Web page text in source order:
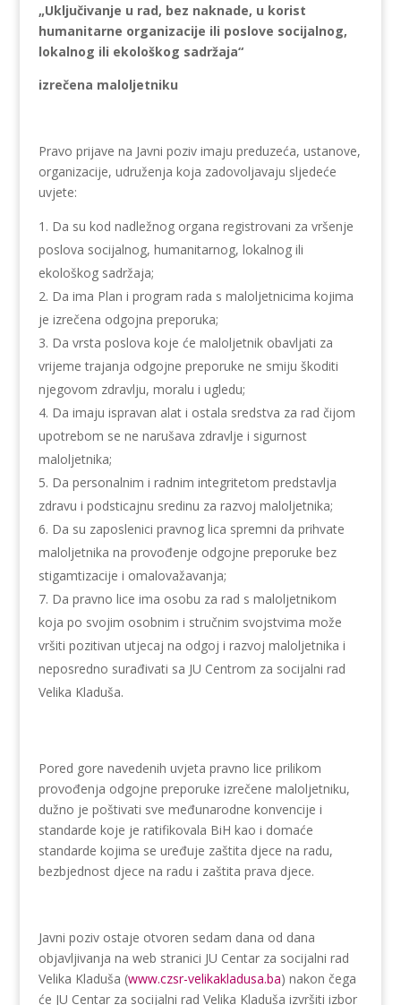
„Uključivanje u rad, bez naknade, u korist
humanitarne organizacije ili poslove socijalnog,
lokalnog ili ekološkog sadržaja“
izrečena maloljetniku
Pravo prijave na Javni poziv imaju preduzeća, ustanove,
organizacije, udruženja koja zadovoljavaju sljedeće
uvjete:
Da su kod nadležnog organa registrovani za vršenje
poslova socijalnog, humanitarnog, lokalnog ili
ekološkog sadržaja;
Da ima Plan i program rada s maloljetnicima kojima
je izrečena odgojna preporuka;
Da vrsta poslova koje će maloljetnik obavljati za
vrijeme trajanja odgojne preporuke ne smiju škoditi
njegovom zdravlju, moralu i ugledu;
Da imaju ispravan alat i ostala sredstva za rad čijom
upotrebom se ne narušava zdravlje i sigurnost
maloljetnika;
Da personalnim i radnim integritetom predstavlja
zdravu i podsticajnu sredinu za razvoj maloljetnika;
Da su zaposlenici pravnog lica spremni da prihvate
maloljetnika na provođenje odgojne preporuke bez
stigamtizacije i omalovažavanja;
Da pravno lice ima osobu za rad s maloljetnikom
koja po svojim osobnim i stručnim svojstvima može
vršiti pozitivan utjecaj na odgoj i razvoj maloljetnika i
neposredno surađivati sa JU Centrom za socijalni rad
Velika Kladuša.
Pored gore navedenih uvjeta pravno lice prilikom
provođenja odgojne preporuke izrečene maloljetniku,
dužno je poštivati sve međunarodne konvencije i
standarde koje je ratifikovala BiH kao i domaće
standarde kojima se uređuje zaštita djece na radu,
bezbjednost djece na radu i zaštita prava djece.
Javni poziv ostaje otvoren sedam dana od dana
objavljivanja na web stranici JU Centar za socijalni rad
Velika Kladuša (www.czsr-velikakladusa.ba) nakon čega
će JU Centar za socijalni rad Velika Kladuša izvršiti izbor